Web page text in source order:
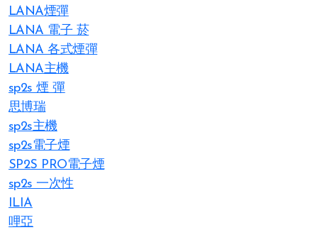
LANA煙彈
LANA 電子 菸​
LANA 各式煙彈
LANA主機
sp2s 煙 彈​
思博瑞
sp2s主機
sp2s電子煙
SP2S PRO電子煙
sp2s 一次性
ILIA
哩亞